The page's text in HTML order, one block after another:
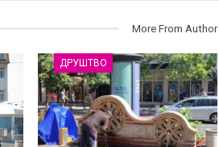
More From Author
ДРУШТВО